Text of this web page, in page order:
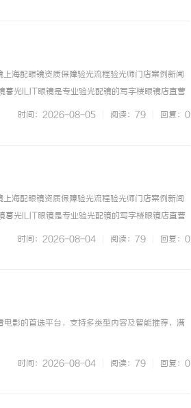
海配眼镜资质保障验光流程验光师门店案例新闻
ILIT眼镜是专业验光配镜的写字楼眼镜店直营
价格和直营售后为基础，全场镜片40%-60%优
时间：2026-08-05 阅读：79 回复：0
海配眼镜资质保障验光流程验光师门店案例新闻
ILIT眼镜是专业验光配镜的写字楼眼镜店直营
价格和直营售后为基础，全场镜片40%-60%优
时间：2026-08-04 阅读：79 回复：0
影的首选平台，支持多类型内容及智能推荐，满
时间：2026-08-04 阅读：79 回复：0